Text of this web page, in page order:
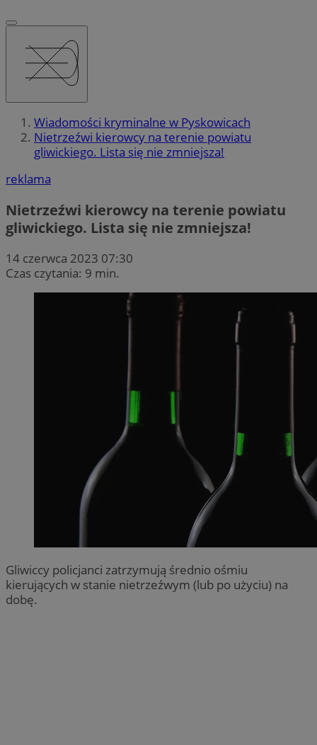
Wiadomości kryminalne w Pyskowicach
Nietrzeźwi kierowcy na terenie powiatu
gliwickiego. Lista się nie zmniejsza!
reklama
Nietrzeźwi kierowcy na terenie powiatu
gliwickiego. Lista się nie zmniejsza!
14 czerwca 2023 07:30
Czas czytania: 9 min.
Gliwiccy policjanci zatrzymują średnio ośmiu
kierujących w stanie nietrzeźwym (lub po użyciu) na
dobę.